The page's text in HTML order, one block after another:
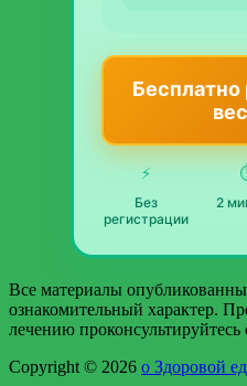
Бесплатно
вес
⚡
Без
регистрации
2
Все материалы
ознакомительный характер.
лечению проконсультируйтесь
Copyright © 2026 о Здоровой